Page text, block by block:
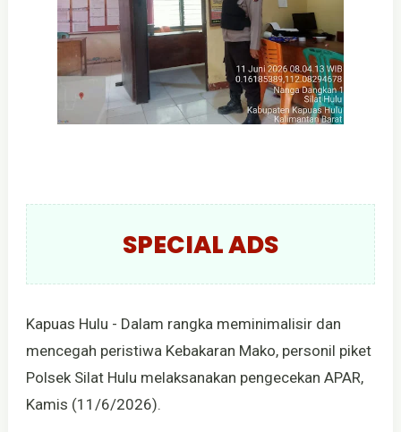
SPECIAL ADS
Kapuas Hulu - Dalam rangka meminimalisir dan
mencegah peristiwa Kebakaran Mako, personil piket
Polsek Silat Hulu melaksanakan pengecekan APAR,
Kamis (11/6/2026).